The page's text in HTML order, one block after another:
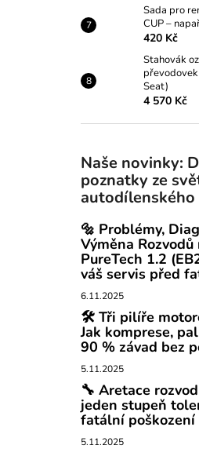
Sada pro
CUP –
420 Kč
Stahovák
Seat)
4 570 Kč
Naše novinky:
poznatky ze
autodílenského
🔩 Problémy,
Výměna
PureTech 1.2
váš servis před
6.11.2025
🛠️ Tři pilíře
Jak komprese,
90 % závad bez
5.11.2025
🔧 Aretace
jeden stupeň
fatální poškození
5.11.2025